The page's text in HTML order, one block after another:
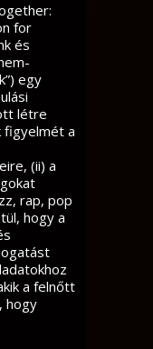
for
és
egy
létre
figyelmét a
(ii) a
rap, pop
hogy a
a felnőtt
hogy